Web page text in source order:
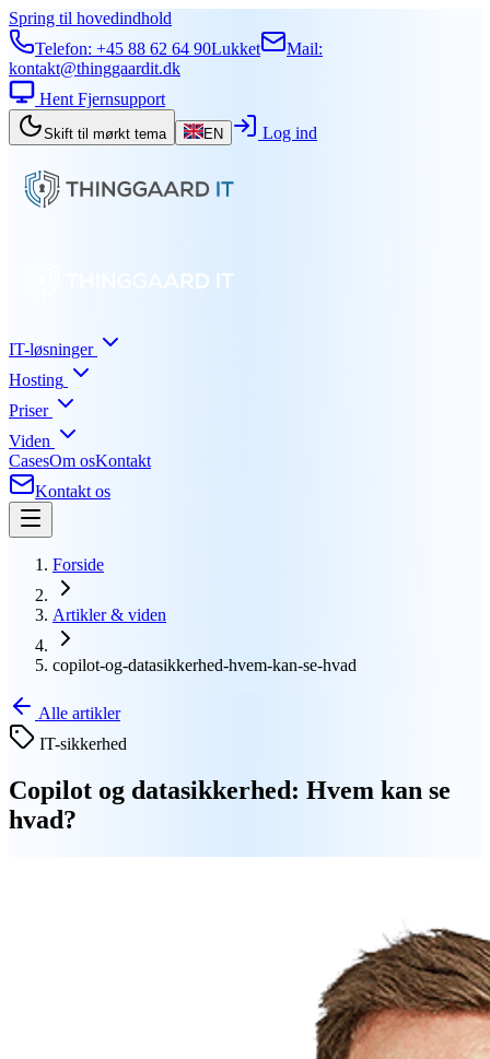
Spring til hovedindhold
Telefon: +45 88 62 64 90Lukket
Mail:
kontakt@thinggaardit.dk
Hent Fjernsupport
Skift til mørkt tema EN Log ind
IT-løsninger
Hosting
Priser
Viden
CasesOm osKontakt
Kontakt os
Forside
Artikler & viden
copilot-og-datasikkerhed-hvem-kan-se-hvad
Alle artikler
IT-sikkerhed
Copilot og datasikkerhed: Hvem kan se
hvad?